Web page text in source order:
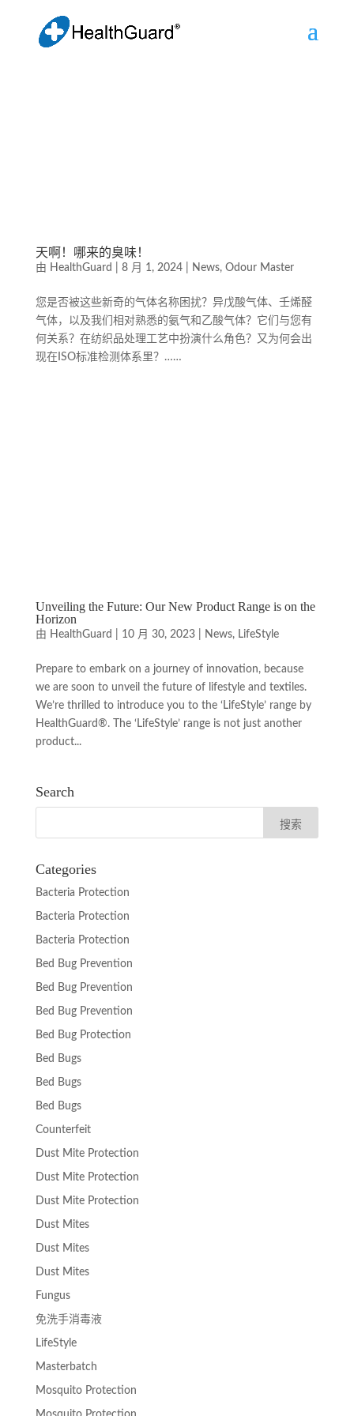
天啊！哪来的臭味！
由 HealthGuard 8 月 1, 2024| News, Odour Master
您是否被这些新奇的气体名称困扰？异戊酸气体、壬烯醛
气体，以及我们相对熟悉的氨气和乙酸气体？它们与您有
何关系？在纺织品处理工艺中扮演什么角色？又为何会出
现在ISO标准检测体系里？……
Unveiling the Future: Our New Product Range is on the
Horizon
由 HealthGuard 10 月 30, 2023| News, LifeStyle
Prepare to embark on a journey of innovation, because
we are soon to unveil the future of lifestyle and textiles.
We’re thrilled to introduce you to the ‘LifeStyle’ range by
HealthGuard®. The ‘LifeStyle’ range is not just another
product...
Search
Categories
Bacteria Protection
Bacteria Protection
Bacteria Protection
Bed Bug Prevention
Bed Bug Prevention
Bed Bug Prevention
Bed Bug Protection
Bed Bugs
Bed Bugs
Bed Bugs
Counterfeit
Dust Mite Protection
Dust Mite Protection
Dust Mite Protection
Dust Mites
Dust Mites
Dust Mites
Fungus
免洗手消毒液
LifeStyle
Masterbatch
Mosquito Protection